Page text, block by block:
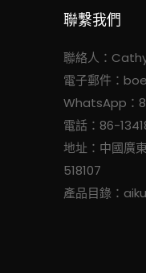
聯繫我們
聯絡人：
電子郵件：
WhatsApp：
電話：86-
地址：中國廣
518107
產品目錄：